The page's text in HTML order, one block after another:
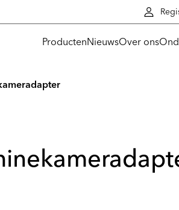
ProductenNieuwsOver ons